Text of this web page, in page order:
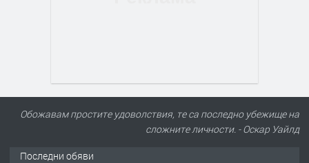
Обожавам простите удоволствия, те са последно убежище на
сложните личности. - Оскар Уайлд
Последни обяви